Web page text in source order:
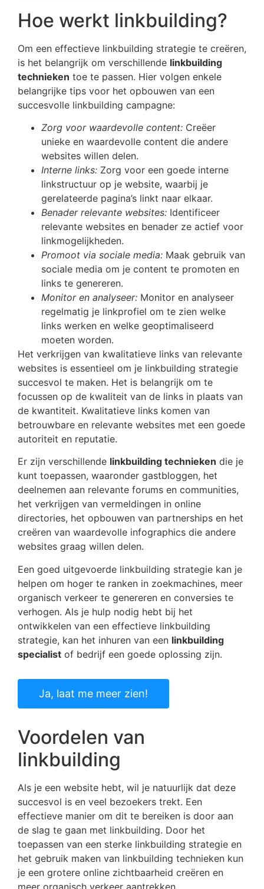
Hoe werkt linkbuilding?
Om een effectieve linkbuilding strategie te creëren,
is het belangrijk om verschillende linkbuilding
technieken toe te passen. Hier volgen enkele
belangrijke tips voor het opbouwen van een
succesvolle linkbuilding campagne:
Zorg voor waardevolle content: Creëer
unieke en waardevolle content die andere
websites willen delen.
Interne links: Zorg voor een goede interne
linkstructuur op je website, waarbij je
gerelateerde pagina’s linkt naar elkaar.
Benader relevante websites: Identificeer
relevante websites en benader ze actief voor
linkmogelijkheden.
Promoot via sociale media: Maak gebruik van
sociale media om je content te promoten en
links te genereren.
Monitor en analyseer: Monitor en analyseer
regelmatig je linkprofiel om te zien welke
links werken en welke geoptimaliseerd
moeten worden.
Het verkrijgen van kwalitatieve links van relevante
websites is essentieel om je linkbuilding strategie
succesvol te maken. Het is belangrijk om te
focussen op de kwaliteit van de links in plaats van
de kwantiteit. Kwalitatieve links komen van
betrouwbare en relevante websites met een goede
autoriteit en reputatie.
Er zijn verschillende linkbuilding technieken die je
kunt toepassen, waaronder gastbloggen, het
deelnemen aan relevante forums en communities,
het verkrijgen van vermeldingen in online
directories, het opbouwen van partnerships en het
creëren van waardevolle infographics die andere
websites graag willen delen.
Een goed uitgevoerde linkbuilding strategie kan je
helpen om hoger te ranken in zoekmachines, meer
organisch verkeer te genereren en conversies te
verhogen. Als je hulp nodig hebt bij het
ontwikkelen van een effectieve linkbuilding
strategie, kan het inhuren van een linkbuilding
specialist of bedrijf een goede oplossing zijn.
Ja, laat me meer zien!
Voordelen van
linkbuilding
Als je een website hebt, wil je natuurlijk dat deze
succesvol is en veel bezoekers trekt. Een
effectieve manier om dit te bereiken is door aan
de slag te gaan met linkbuilding. Door het
toepassen van een sterke linkbuilding strategie en
het gebruik maken van linkbuilding technieken kun
je een grotere online zichtbaarheid creëren en
meer organisch verkeer aantrekken.